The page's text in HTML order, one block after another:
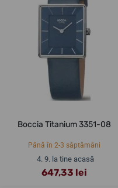
Boccia Titanium 3351-08
Până în 2-3 săptămâni
4. 9. la tine acasă
647,33 lei